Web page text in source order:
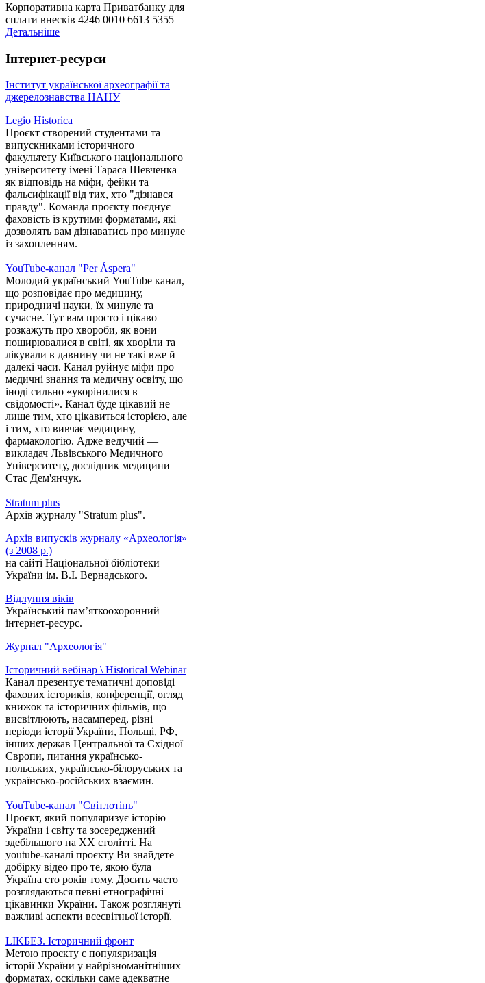
Корпоративна карта Приватбанку для
сплати внесків 4246 0010 6613 5355
Детальніше
Інтернет-ресурси
Інститут української археографії та
джерелознавства НАНУ
Legio Historica
Проєкт створений студентами та
випускниками історичного
факультету Київського національного
університету імені Тараса Шевченка
як відповідь на міфи, фейки та
фальсифікації від тих, хто "дізнався
правду". Команда проєкту поєднує
фаховість із крутими форматами, які
дозволять вам дізнаватись про минуле
із захопленням.
YouTube-канал "Per Áspera"
Молодий український YouTube канал,
що розповідає про медицину,
природничі науки, їх минуле та
сучасне. Тут вам просто і цікаво
розкажуть про хвороби, як вони
поширювалися в світі, як хворіли та
лікували в давнину чи не такі вже й
далекі часи. Канал руйнує міфи про
медичні знання та медичну освіту, що
іноді сильно «укорінилися в
свідомості». Канал буде цікавий не
лише тим, хто цікавиться історією, але
і тим, хто вивчає медицину,
фармакологію. Адже ведучий —
викладач Львівського Медичного
Університету, дослідник медицини
Стас Дем'янчук.
Stratum plus
Архів журналу "Stratum plus".
Архів випусків журналу «Археологія»
(з 2008 р.)
на сайті Національної бібліотеки
України ім. В.І. Вернадського.
Відлуння віків
Український пам’яткоохоронний
інтернет-ресурс.
Журнал "Археологія"
Історичний вебінар \ Historical Webinar
Канал презентує тематичні доповіді
фахових істориків, конференції, огляд
книжок та історичних фільмів, що
висвітлюють, насамперед, різні
періоди історії України, Польщі, РФ,
інших держав Центральної та Східної
Європи, питання українсько-
польських, українсько-білоруських та
українсько-російських взаємин.
YouTube-канал "Світлотінь"
Проєкт, який популяризує історію
України і світу та зосереджений
здебільшого на XX столітті. На
youtube-каналі проєкту Ви знайдете
добірку відео про те, якою була
Україна сто років тому. Досить часто
розглядаються певні етнографічні
цікавинки України. Також розглянуті
важливі аспекти всесвітньої історії.
LIKБЕЗ. Історичний фронт
Метою проєкту є популяризація
історії України у найрізноманітніших
форматах, оскільки саме адекватне